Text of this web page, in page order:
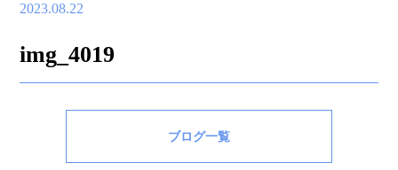
2023.08.22
img_4019
ブログ一覧